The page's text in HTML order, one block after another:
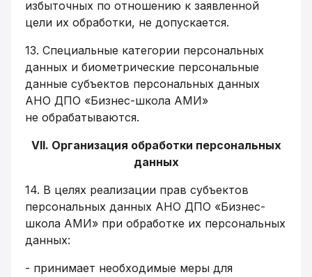
избыточных по отношению к заявленной
цели их обработки, не допускается.
13. Специальные категории персональных
данных и биометрические персональные
данные субъектов персональных данных
АНО ДПО «Бизнес-школа АМИ»
не обрабатываются.
VII. Организация обработки персональных
данных
14. В целях реализации прав субъектов
персональных данных АНО ДПО «Бизнес-
школа АМИ» при обработке их персональных
данных:
- принимает необходимые меры для